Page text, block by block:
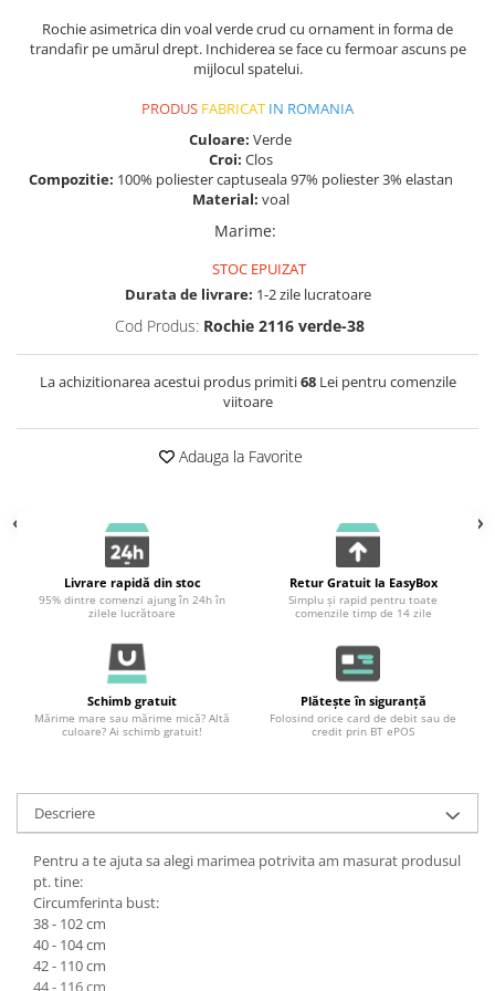
Rochie asimetrica din voal verde crud cu ornament in forma de
trandafir pe umărul drept. Inchiderea se face cu fermoar ascuns pe
mijlocul spatelui.
PRODUS FABRICAT IN ROMANIA
Culoare: Verde
Croi: Clos
Compozitie: 100% poliester captuseala 97% poliester 3% elastan
Material: voal
Marime:
STOC EPUIZAT
Durata de livrare: 1-2 zile lucratoare
Cod Produs: Rochie 2116 verde-38
La achizitionarea acestui produs primiti68Lei pentru comenzile
viitoare
Adauga la Favorite
Livrare rapidă din stoc
95% dintre comenzi ajung în 24h în
zilele lucrătoare
Retur Gratuit la EasyBox
Simplu și rapid pentru toate
comenzile timp de 14 zile
Schimb gratuit
Mărime mare sau mărime mică? Altă
culoare? Ai schimb gratuit!
Plătește în siguranță
Folosind orice card de debit sau de
credit prin BT ePOS
Descriere
Pentru a te ajuta sa alegi marimea potrivita am masurat produsul
pt. tine:
Circumferinta bust:
38 - 102 cm
40 - 104 cm
42 - 110 cm
44 - 116 cm